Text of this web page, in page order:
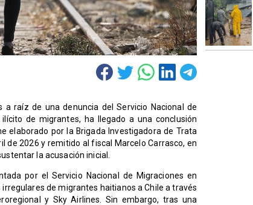
raíz de una denuncia del Servicio Nacional de
de migrantes, ha llegado a una conclusión
elaborado por la Brigada Investigadora de Trata
de 2026 y remitido al fiscal Marcelo Carrasco, en
la acusación inicial.
por el Servicio Nacional de Migraciones en
de migrantes haitianos a Chile a través
y Sky Airlines. Sin embargo, tras una